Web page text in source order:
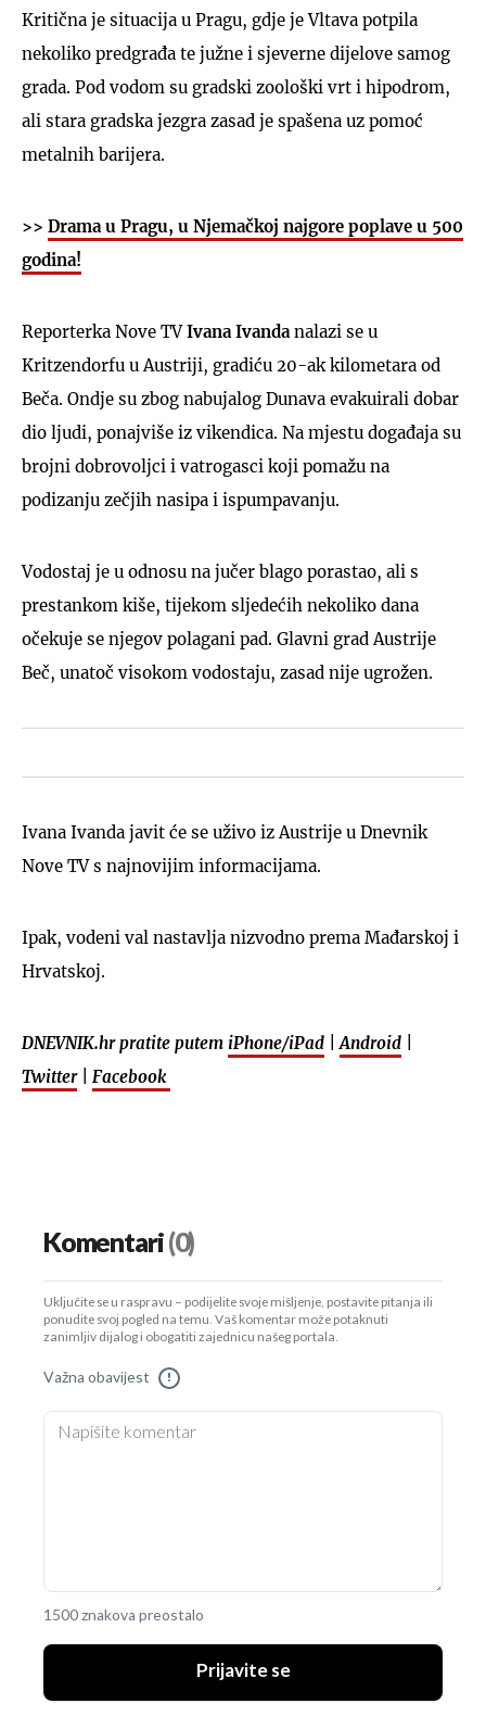
Kritična je situacija u Pragu, gdje je Vltava potpila
nekoliko predgrađa te južne i sjeverne dijelove samog
grada. Pod vodom su gradski zoološki vrt i hipodrom,
ali stara gradska jezgra zasad je spašena uz pomoć
metalnih barijera.
>> Drama u Pragu, u Njemačkoj najgore poplave u 500
godina!
Reporterka Nove TVIvana Ivanda nalazi se u
Kritzendorfu u Austriji, gradiću 20-ak kilometara od
Beča. Ondje su zbog nabujalog Dunava evakuirali dobar
dio ljudi, ponajviše iz vikendica. Na mjestu događaja su
brojni dobrovoljci i vatrogasci koji pomažu na
podizanju zečjih nasipa i ispumpavanju.
Vodostaj je u odnosu na jučer blago porastao, ali s
prestankom kiše, tijekom sljedećih nekoliko dana
očekuje se njegov polagani pad. Glavni grad Austrije
Beč, unatoč visokom vodostaju, zasad nije ugrožen.
Ivana Ivanda javit će se uživo iz Austrije u Dnevnik
Nove TV s najnovijim informacijama.
Ipak, vodeni val nastavlja nizvodno prema Mađarskoj i
Hrvatskoj.
DNEVNIK.hr pratite putem iPhone/iPad Android
Twitter| Facebook
Komentari(0)
Uključite se u raspravu – podijelite svoje mišljenje, postavite pitanja ili
ponudite svoj pogled na temu. Vaš komentar može potaknuti
zanimljiv dijalog i obogatiti zajednicu našeg portala.
Važna obavijest !
1500 znakova preostalo
Prijavite se